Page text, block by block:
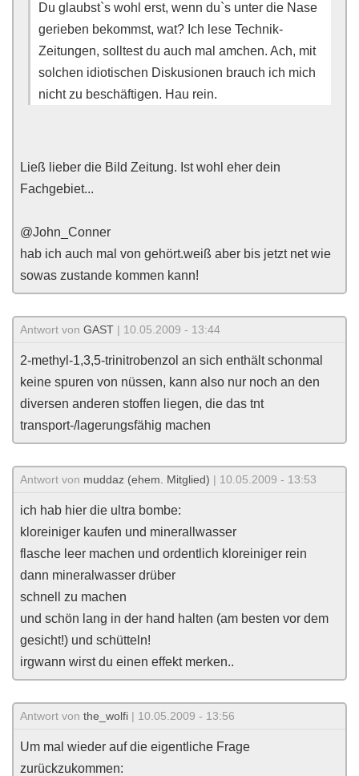
Du glaubst`s wohl erst, wenn du`s unter die Nase
gerieben bekommst, wat? Ich lese Technik-
Zeitungen, solltest du auch mal amchen. Ach, mit
solchen idiotischen Diskusionen brauch ich mich
nicht zu beschäftigen. Hau rein.
Ließ lieber die Bild Zeitung. Ist wohl eher dein
Fachgebiet...
@John_Conner
hab ich auch mal von gehört.weiß aber bis jetzt net wie
sowas zustande kommen kann!
Antwort von GAST | 10.05.2009 - 13:44
2-methyl-1,3,5-trinitrobenzol an sich enthält schonmal
keine spuren von nüssen, kann also nur noch an den
diversen anderen stoffen liegen, die das tnt
transport-/lagerungsfähig machen
Antwort von muddaz (ehem. Mitglied) | 10.05.2009 - 13:53
ich hab hier die ultra bombe:
kloreiniger kaufen und minerallwasser
flasche leer machen und ordentlich kloreiniger rein
dann mineralwasser drüber
schnell zu machen
und schön lang in der hand halten (am besten vor dem
gesicht!) und schütteln!
irgwann wirst du einen effekt merken..
Antwort von the_wolfi | 10.05.2009 - 13:56
Um mal wieder auf die eigentliche Frage
zurückzukommen: